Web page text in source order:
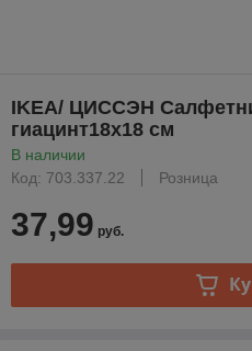
IKEA/ ЦИССЭН
гиацинт18x18 см
В наличии
Код: 703.337.22
Розница
37,99 руб.